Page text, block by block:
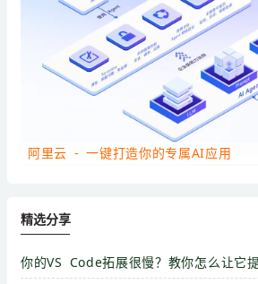
阿里云 - 一键打造你的专属AI应用
精选分享
你的VS Code拓展很慢？教你怎么让它